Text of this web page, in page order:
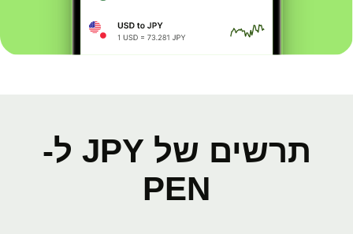
תרשים של JPY ל-
PEN